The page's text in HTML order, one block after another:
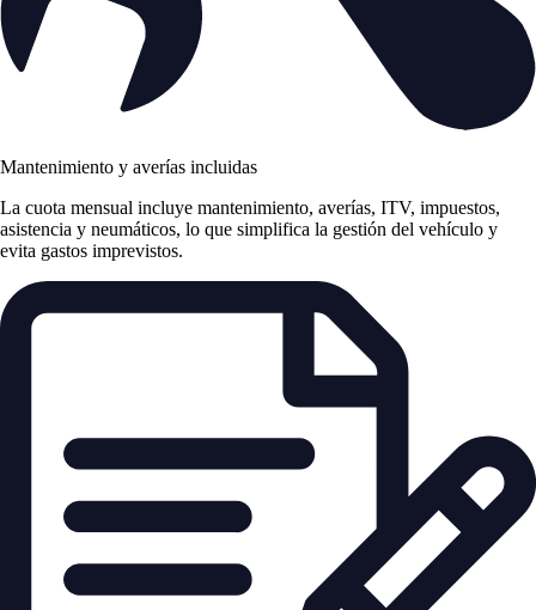
Mantenimiento y averías incluidas
La cuota mensual incluye mantenimiento, averías, ITV, impuestos,
asistencia y neumáticos, lo que simplifica la gestión del vehículo y
evita gastos imprevistos.